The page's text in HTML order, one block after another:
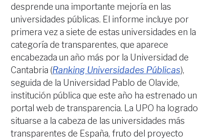
desprende una importante mejoría en las
universidades públicas. El informe incluye por
primera vez a siete de estas universidades en la
categoría de transparentes, que aparece
encabezada un año más por la Universidad de
Cantabria (Ranking Universidades Públicas),
seguida de la Universidad Pablo de Olavide,
institución pública que este año ha estrenado un
portal web de transparencia. La UPO ha logrado
situarse a la cabeza de las universidades más
transparentes de España, fruto del proyecto